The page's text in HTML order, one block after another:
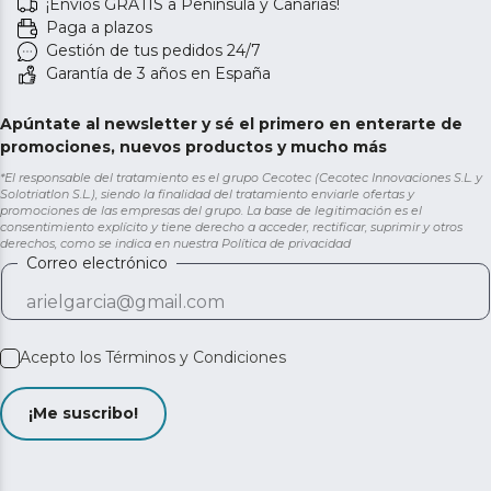
¡Envíos GRATIS a Península y Canarias!
Paga a plazos
Gestión de tus pedidos 24/7
Garantía de 3 años en España
Apúntate al newsletter y sé el primero en enterarte de
promociones, nuevos productos y mucho más
*El responsable del tratamiento es el grupo Cecotec (Cecotec Innovaciones S.L. y
Solotriatlon S.L.), siendo la finalidad del tratamiento enviarle ofertas y
promociones de las empresas del grupo. La base de legitimación es el
consentimiento explícito y tiene derecho a acceder, rectificar, suprimir y otros
derechos, como se indica en nuestra Política de privacidad
Correo electrónico
Acepto los Términos y Condiciones
¡Me suscribo!